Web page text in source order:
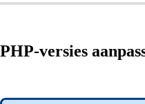
PHP-versies